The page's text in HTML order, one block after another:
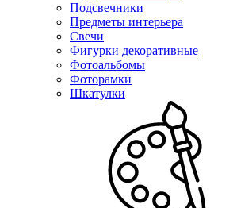
Подсвечники
Предметы интерьера
Свечи
Фигурки декоративные
Фотоальбомы
Фоторамки
Шкатулки